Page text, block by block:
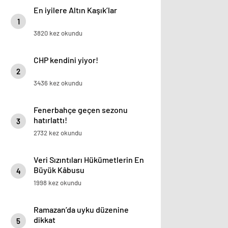
1
En iyilere Altın Kaşık’lar
3820 kez okundu
2
CHP kendini yiyor!
3436 kez okundu
3
Fenerbahçe geçen sezonu
hatırlattı!
2732 kez okundu
4
Veri Sızıntıları Hükümetlerin En
Büyük Kâbusu
1998 kez okundu
5
Ramazan’da uyku düzenine
dikkat